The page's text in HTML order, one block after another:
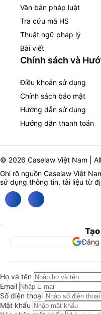
Văn bản pháp luật
Tra cứu mã HS
Thuật ngữ pháp lý
Bài viết
Chính sách và
Điều khoản sử dụng
Chính sách bảo mật
Hướng dẫn sử dụng
Hướng dẫn thanh toán
© 2026 Caselaw Việt Nam |
Ghi rõ nguồn Caselaw Việt
sử dụng thông tin, tài liệu từ
Đăng
Họ và tên
Email
Số điện thoại
Mật khẩu